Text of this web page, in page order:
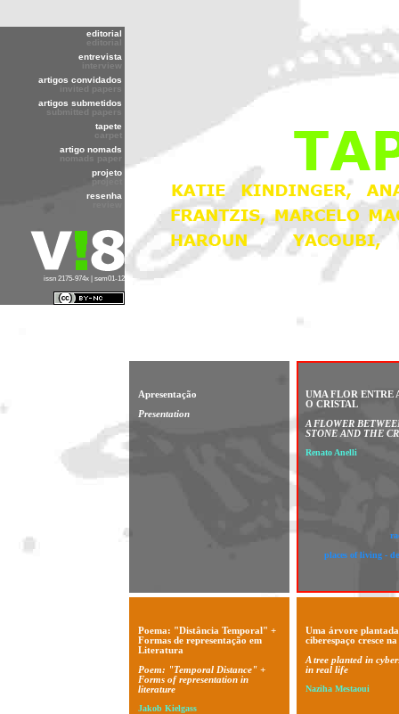
editorial
editorial
entrevista
interview
artigos convidados
invited papers
artigos submetidos
submitted papers
tapete
carpet
artigo nomads
nomads paper
projeto
project
resenha
issn 2175-974x | sem01-12
Apresentação
Presentation
UMA FLOR ENTRE
O CRISTAL
A FLOWER
STONE AND THE
Renato Anelli
places of living -
Poema: "Distância Temporal" +
Formas de representação em
Literatura
Poem: "Temporal Distance" +
Forms of representation in
literature
Jakob Kielgass
Uma árvore
ciberespaço cresce
A tree planted in
in real life
Naziha Mestaoui